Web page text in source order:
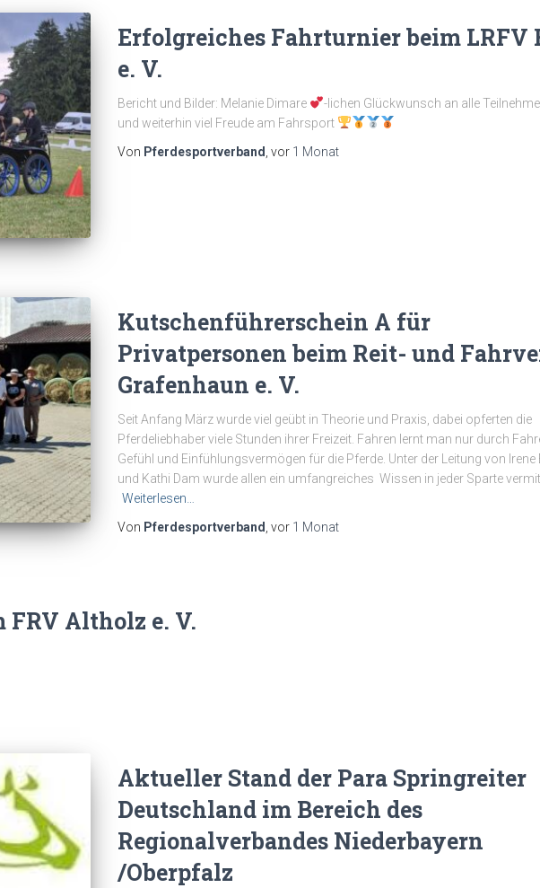
Erfolgreiches Fahrturnier beim LRFV
e. V.
Bericht und Bilder: Melanie Dimare
-lichen Glückwunsch an alle
und weiterhin viel Freude am Fahrsport
Von Pferdesportverband , vor 1 Monat
Kutschenführerschein A für
Privatpersonen beim Reit- und
Grafenhaun e. V.
Seit Anfang März wurde viel geübt in Theorie und Praxis, dabei opferten die
Pferdeliebhaber viele Stunden ihrer Freizeit. Fahren lernt man nur durch
Gefühl und Einfühlungsvermögen für die Pferde. Unter der Leitung von Irene
und Kathi Dam wurde allen ein umfangreiches Wissen in jeder Sparte
Weiterlesen…
Von Pferdesportverband , vor 1 Monat
FRV Altholz e. V.
Aktueller Stand der Para Springreiter
Deutschland im Bereich des
Regionalverbandes Niederbayern
/Oberpfalz